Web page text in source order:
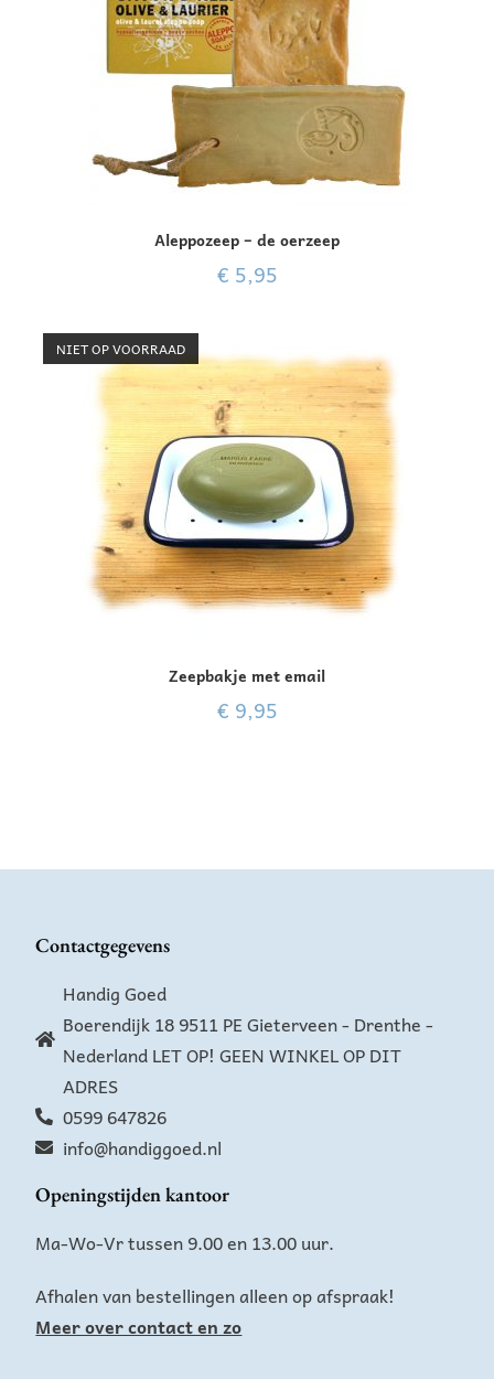
Aleppozeep – de oerzeep
€ 5,95
NIET OP VOORRAAD
Zeepbakje met email
€ 9,95
Contactgegevens
Handig Goed
Boerendijk 18 9511 PE Gieterveen - Drenthe -
Nederland LET OP! GEEN WINKEL OP DIT
ADRES
0599 647826
info@handiggoed.nl
Openingstijden kantoor
Ma-Wo-Vr tussen 9.00 en 13.00 uur.
Afhalen van bestellingen alleen op afspraak!
Meer over contact en zo